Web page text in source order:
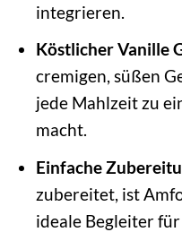
integrieren.
Köstlicher Vanille
cremigen, süßen
jede Mahlzeit zu
macht.
Einfache
zubereitet, ist
ideale Begleiter